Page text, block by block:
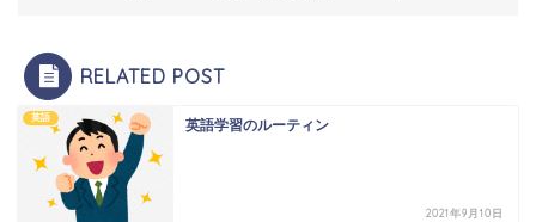
RELATED POST
英語 英語学習のルーティン
2021年9月10日